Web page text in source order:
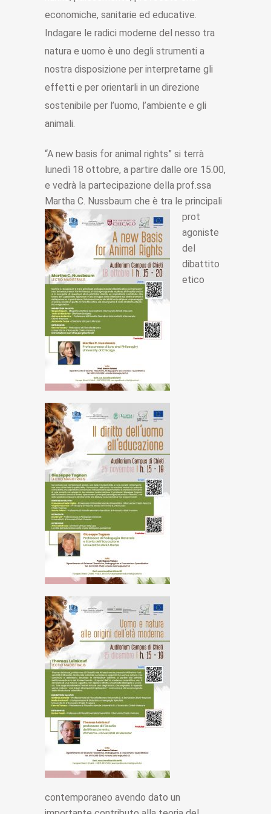
economiche, sanitarie ed educative.
Indagare le radici moderne del nesso tra
natura e uomo è uno degli strumenti a
nostra disposizione per interpretarne gli
effetti e per orientarli in un direzione
sostenibile per l’uomo, l’ambiente e gli
animali.
“A new basis for animal rights” si terrà
lunedì 18 ottobre, a partire dalle ore 15.00,
e vedrà la partecipazione della prof.ssa
Martha C. Nussbaum che è tra le principali
prot
agoniste
del
dibattito
etico
contemporaneo avendo dato un